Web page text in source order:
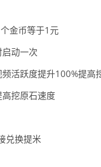
金币等于1元
动一次
活跃度提升100%提高
挖原石速度
兑换提米